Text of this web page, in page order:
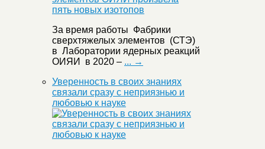
За время работы Фабрики
сверхтяжелых элементов (СТЭ)
в Лаборатории ядерных реакций
ОИЯИ в 2020 – ... →
Уверенность в своих знаниях
связали сразу с неприязнью и
любовью к науке